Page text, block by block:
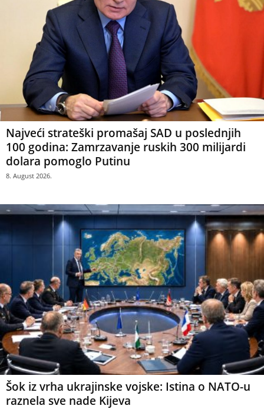
Najveći strateški promašaj SAD u poslednjih
100 godina: Zamrzavanje ruskih 300 milijardi
dolara pomoglo Putinu
8. August 2026.
Šok iz vrha ukrajinske vojske: Istina o NATO-u
raznela sve nade Kijeva